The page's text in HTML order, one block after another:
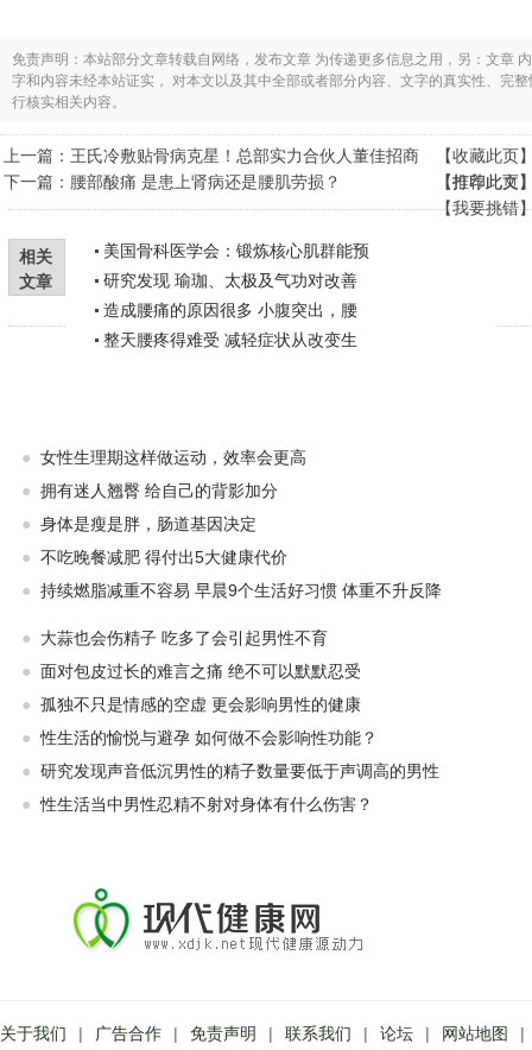
免责声明：本站部分文章转载自网络，发布文章 为传递更多信息之用，另：文章
字和内容未经本站证实， 对本文以及其中全部或者部分内容、文字的真实性、完
行核实相关内容。
上一篇： 王氏冷敷贴骨病克星！总部实力合伙人董佳招商
下一篇： 腰部酸痛 是患上肾病还是腰肌劳损？
【收藏此页
【打印此页
【推荐此文
【我要挑错
相关
文章
美国骨科医学会：锻炼核心肌群能预
研究发现 瑜珈、太极及气功对改善
造成腰痛的原因很多 小腹突出，腰
整天腰疼得难受 减轻症状从改变生
● 女性生理期这样做运动，效率会更高
● 拥有迷人翘臀 给自己的背影加分
● 身体是瘦是胖，肠道基因决定
● 不吃晚餐减肥 得付出5大健康代价
● 持续燃脂减重不容易 早晨9个生活好习惯 体重不升反降
●
大蒜也会伤精子 吃多了会引起男性不育
● 面对包皮过长的难言之痛 绝不可以默默忍受
● 孤独不只是情感的空虚 更会影响男性的健康
● 性生活的愉悦与避孕 如何做不会影响性功能？
● 研究发现声音低沉男性的精子数量要低于声调高的男性
● 性生活当中男性忍精不射对身体有什么伤害？
关于我们 | 广告合作 | 免责声明 | 联系我们 | 论坛 | 网站地图 |